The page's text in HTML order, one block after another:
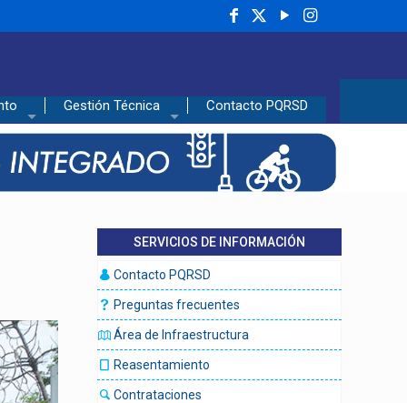
Gestión Técnica Contacto PQRSD
SERVICIOS DE INFORMACIÓN
Contacto PQRSD
Preguntas frecuentes
Área de Infraestructura
Reasentamiento
Contrataciones